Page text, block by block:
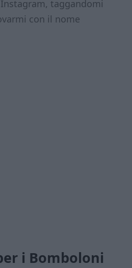
taggandomi
con il nome
i Bomboloni